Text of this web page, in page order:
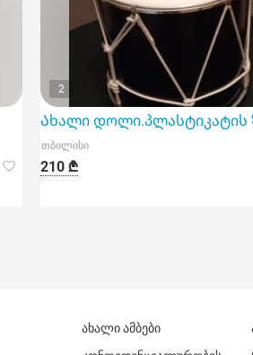
2
Ახალი დოლი.პლასტიკატის
თბილისი
210 ₾
ახალი ამბები